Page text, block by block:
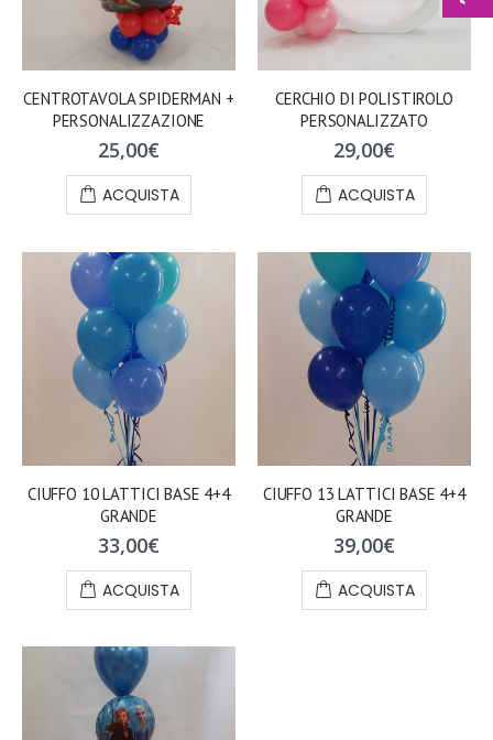
CENTROTAVOLA SPIDERMAN +
PERSONALIZZAZIONE
25,00€
ACQUISTA
CERCHIO DI POLISTIROLO
PERSONALIZZATO
29,00€
ACQUISTA
CIUFFO 10 LATTICI BASE 4+4
GRANDE
33,00€
ACQUISTA
CIUFFO 13 LATTICI BASE 4+4
GRANDE
39,00€
ACQUISTA